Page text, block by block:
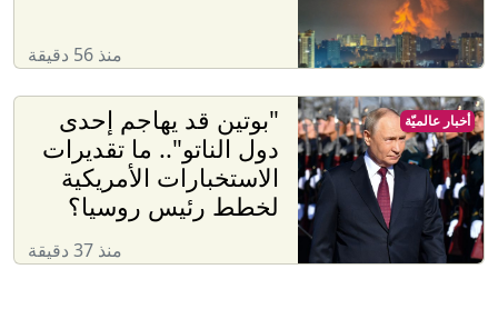
منذ 56 دقيقة
"بوتين قد يهاجم إحدى
دول الناتو".. ما تقديرات
الاستخبارات الأمريكية
لخطط رئيس روسيا؟
منذ 37 دقيقة
أخبار عالميّة